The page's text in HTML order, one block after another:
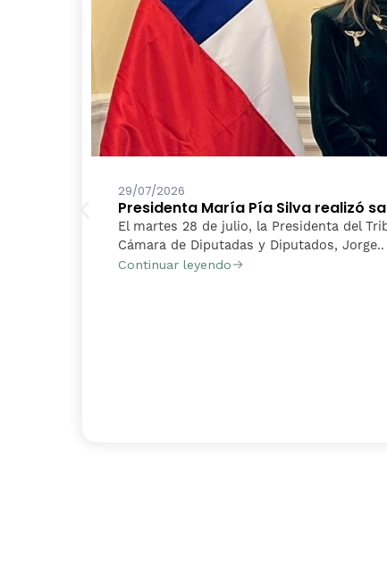
29/07/2026
Presidenta María Pía Silva realizó
El martes 28 de julio, la Presidenta del
Cámara de Diputadas y Diputados, Jorge..
Continuar leyendo